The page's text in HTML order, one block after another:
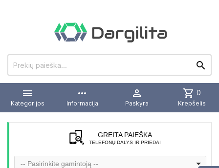


Kategorijos
more_horiz
Informacija

Paskyra
shopping_cart 0
Krepšelis
GREITA PAIEŠKA
TELEFONŲ DALYS IR PRIEDAI
-- Pasirinkite gamintoją --